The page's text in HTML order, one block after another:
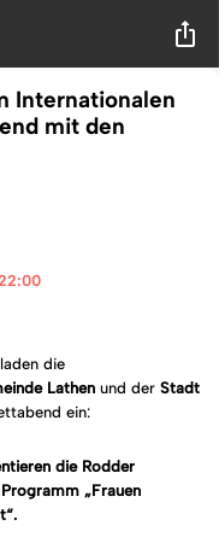
Internationalen
mit den
die
Lathen und der Stadt
ein:
die Rodder
„Frauen